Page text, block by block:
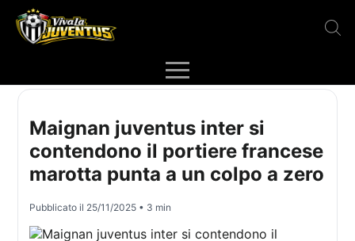
Maignan juventus inter si
contendono il portiere francese
marotta punta a un colpo a zero
Pubblicato il 25/11/2025 • 3 min